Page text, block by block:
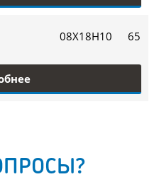
08Х18Н10 65